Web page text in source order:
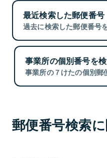
最近検索した郵便番号
過去に検索した郵便番号
事業所の個別番号を
事業所の７けたの個別郵
郵便番号検索